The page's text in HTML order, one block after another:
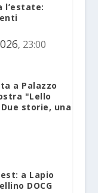
l’estate:
, 23:00
a Palazzo
"Lello
storie, una
a Lapio
DOCG